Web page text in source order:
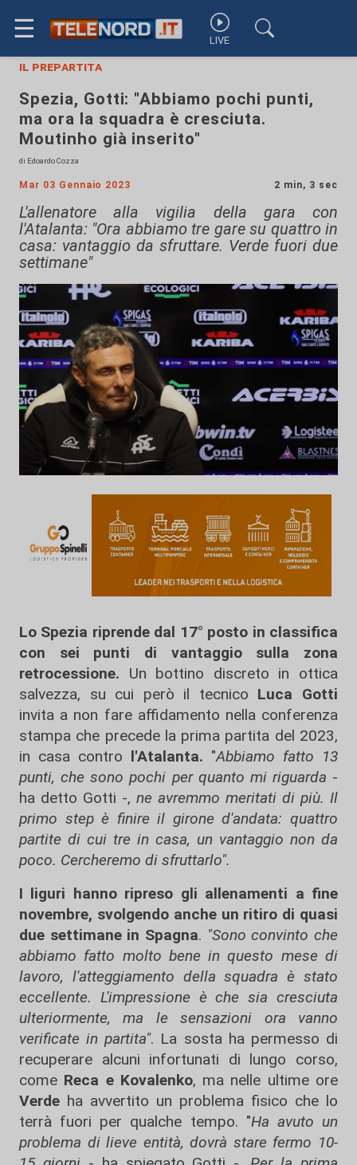
☰ LIVE
il prepartita
Spezia, Gotti: "Abbiamo pochi punti,
ma ora la squadra è cresciuta.
Moutinho già inserito"
di Edoardo Cozza
Mar 03 Gennaio 2023 2 min, 3 sec
L'allenatore alla vigilia della gara con
l'Atalanta: "Ora abbiamo tre gare su quattro in
casa: vantaggio da sfruttare. Verde fuori due
settimane"
Lo Spezia riprende dal 17° posto in classifica
con sei punti di vantaggio sulla zona
retrocessione. Un bottino discreto in ottica
salvezza, su cui però il tecnico Luca Gotti
invita a non fare affidamento nella conferenza
stampa che precede la prima partita del 2023,
in casa contro l'Atalanta. "Abbiamo fatto 13
punti, che sono pochi per quanto mi riguarda -
ha detto Gotti -, ne avremmo meritati di più. Il
primo step è finire il girone d'andata: quattro
partite di cui tre in casa, un vantaggio non da
poco. Cercheremo di sfruttarlo".
I liguri hanno ripreso gli allenamenti a fine
novembre, svolgendo anche un ritiro di quasi
due settimane in Spagna. "Sono convinto che
abbiamo fatto molto bene in questo mese di
lavoro, l'atteggiamento della squadra è stato
eccellente. L'impressione è che sia cresciuta
ulteriormente, ma le sensazioni ora vanno
verificate in partita". La sosta ha permesso di
recuperare alcuni infortunati di lungo corso,
come Reca e Kovalenko, ma nelle ultime ore
Verde ha avvertito un problema fisico che lo
terrà fuori per qualche tempo. "Ha avuto un
problema di lieve entità, dovrà stare fermo 10-